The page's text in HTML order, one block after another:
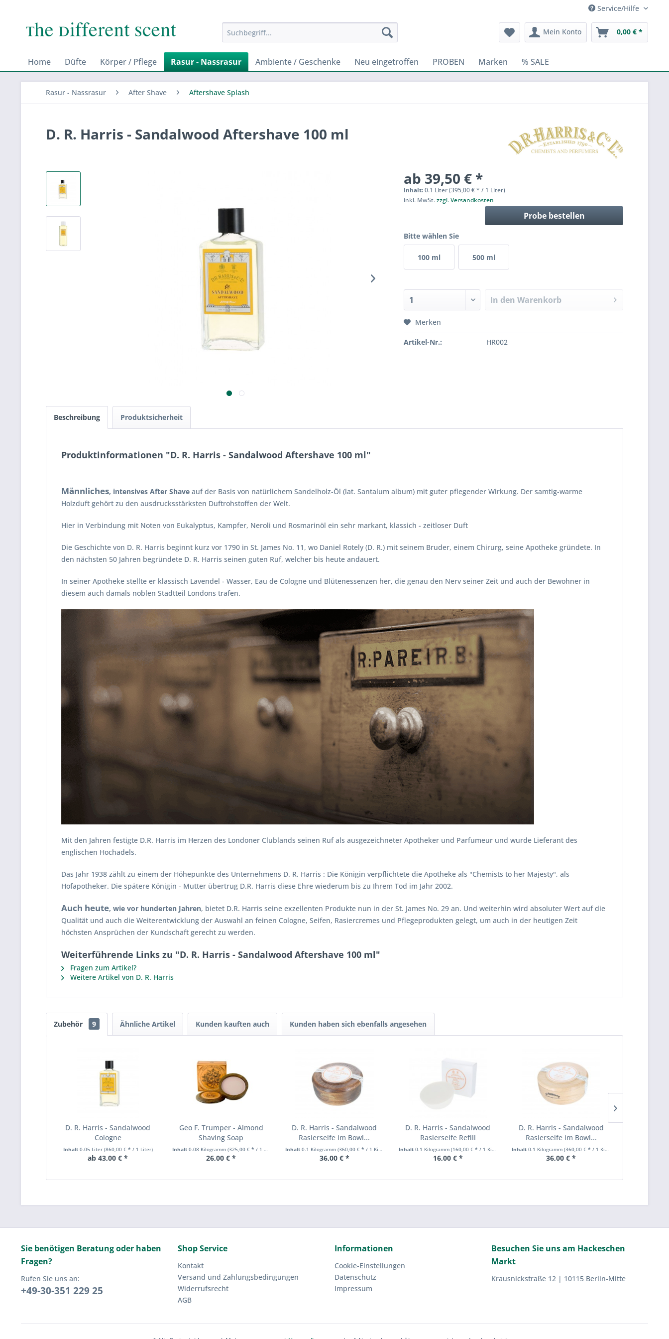
Service/Hilfe
Mein Konto 0,00 € *
Home Düfte Körper / Pflege Rasur - Nassrasur Ambiente / Geschenke Neu eingetroffen PROBEN Marken % SALE
Rasur - Nassrasur After Shave Aftershave Splash
D. R. Harris - Sandalwood Aftershave 100 ml
ab 39,50 € *
Inhalt:0.1 Liter (395,00 € * / 1 Liter)
inkl. MwSt.zzgl. Versandkosten
Probe bestellen
Bitte wählen Sie
100 ml 500 ml
In den Warenkorb
Merken
Artikel-Nr.: HR002
Beschreibung Produktsicherheit
Produktinformationen "D. R. Harris - Sandalwood Aftershave 100 ml"
Männliches, intensives After Shave auf der Basis von natürlichem Sandelholz-Öl (lat. Santalum album) mit guter pflegender Wirkung. Der samtig-warme
Holzduft gehört zu den ausdrucksstärksten Duftrohstoffen der Welt.
Hier in Verbindung mit Noten von Eukalyptus, Kampfer, Neroli und Rosmarinöl ein sehr markant, klassich - zeitloser Duft
Die Geschichte von D. R. Harris beginnt kurz vor 1790 in St. James No. 11, wo Daniel Rotely (D. R.) mit seinem Bruder, einem Chirurg, seine Apotheke gründete. In
den nächsten 50 Jahren begründete D. R. Harris seinen guten Ruf, welcher bis heute andauert.
In seiner Apotheke stellte er klassisch Lavendel - Wasser, Eau de Cologne und Blütenessenzen her, die genau den Nerv seiner Zeit und auch der Bewohner in
diesem auch damals noblen Stadtteil Londons trafen.
Mit den Jahren festigte D.R. Harris im Herzen des Londoner Clublands seinen Ruf als ausgezeichneter Apotheker und Parfumeur und wurde Lieferant des
englischen Hochadels.
Das Jahr 1938 zählt zu einem der Höhepunkte des Unternehmens D. R. Harris : Die Königin verpflichtete die Apotheke als "Chemists to her Majesty", als
Hofapotheker. Die spätere Königin - Mutter übertrug D.R. Harris diese Ehre wiederum bis zu Ihrem Tod im Jahr 2002.
Auch heute, wie vor hunderten Jahren, bietet D.R. Harris seine exzellenten Produkte nun in der St. James No. 29 an. Und weiterhin wird absoluter Wert auf die
Qualität und auch die Weiterentwicklung der Auswahl an feinen Cologne, Seifen, Rasiercremes und Pflegeprodukten gelegt, um auch in der heutigen Zeit
höchsten Ansprüchen der Kundschaft gerecht zu werden.
Weiterführende Links zu "D. R. Harris - Sandalwood Aftershave 100 ml"
Fragen zum Artikel?
Weitere Artikel von D. R. Harris
Zubehör 9 Ähnliche Artikel Kunden kauften auch Kunden haben sich ebenfalls angesehen
D. R. Harris - Sandalwood
Cologne
Inhalt 0.05 Liter (860,00 € * / 1 Liter)
ab 43,00 € *
Geo F. Trumper - Almond
Shaving Soap
Inhalt 0.08 Kilogramm (325,00 € * / 1 Kilogramm)
26,00 € *
D. R. Harris - Sandalwood
Rasierseife im Bowl...
Inhalt0.1 Kilogramm(360,00 € * / 1 Kilogramm)
36,00 € *
D. R. Harris - Sandalwood
Rasierseife Refill
Inhalt 0.1 Kilogramm (160,00 € * / 1 Kilogramm)
16,00 € *
D. R. Harris - Sandalwood
Rasierseife im Bowl...
Inhalt0.1 Kilogramm(360,00 € * / 1 Kilogramm)
36,00 € *
Sie benötigen Beratung oder haben
Fragen?
Rufen Sie uns an:
+49-30-351 229 25
Shop Service
Kontakt
Versand und Zahlungsbedingungen
Widerrufsrecht
AGB
Informationen
Cookie-Einstellungen
Datenschutz
Impressum
Besuchen Sie uns am Hackeschen
Markt
Krausnickstraße 12 | 10115 Berlin-Mitte